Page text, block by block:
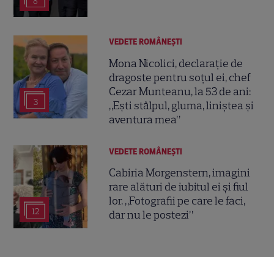
3
VEDETE ROMÂNEŞTI
Mona Nicolici, declarație de
dragoste pentru soțul ei, chef
Cezar Munteanu, la 53 de ani:
„Ești stâlpul, gluma, liniștea și
aventura mea”
12
VEDETE ROMÂNEŞTI
Cabiria Morgenstern, imagini
rare alături de iubitul ei și fiul
lor. „Fotografii pe care le faci,
dar nu le postezi”